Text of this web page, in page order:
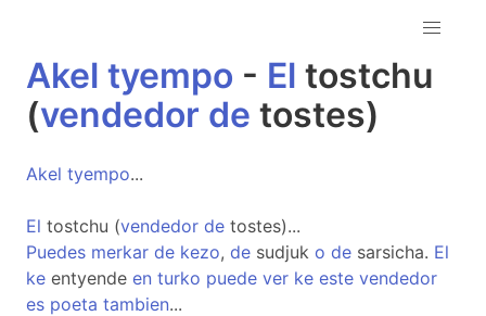
Akel tyempo - El tostchu
(vendedor de tostes)
Akel tyempo...
El tostchu (vendedor de tostes)...
Puedes merkar de kezo, de sudjuk o de sarsicha. El
ke entyende en turko puede ver ke este vendedor
es poeta tambien...